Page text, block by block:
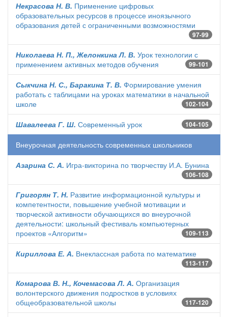
Некрасова Н. В. Применение цифровых
образовательных ресурсов в процессе иноязычного
образования детей с ограниченными возможностями
97-99
Николаева Н. П., Желонкина Л. В. Урок технологии с
применением активных методов обучения
99-101
Сыкчина Н. С., Баракина Т. В. Формирование умения
работать с таблицами на уроках математики в начальной
школе
102-104
Шавалеева Г. Ш. Современный урок 104-105
Внеурочная деятельность современных школьников
Азарина С. А. Игра-викторина по творчеству И.А. Бунина
106-108
Григорян Т. Н. Развитие информационной культуры и
компетентности, повышение учебной мотивации и
творческой активности обучающихся во внеурочной
деятельности: школьный фестиваль компьютерных
проектов «Алгоритм»
109-113
Кириллова Е. А. Внеклассная работа по математике
113-117
Комарова В. Н., Кочемасова Л. А. Организация
волонтерского движения подростков в условиях
общеобразовательной школы
117-120